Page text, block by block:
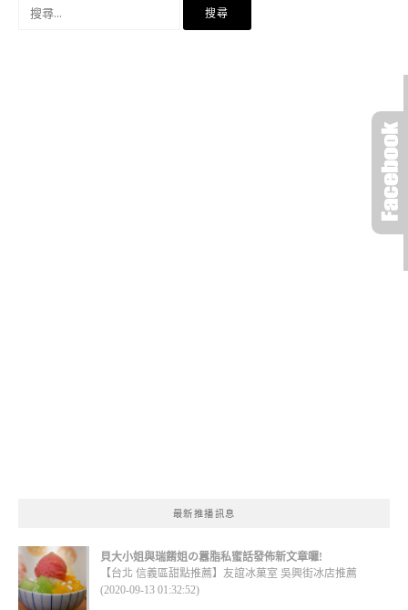
最新推播訊息
貝大小姐與瑞餚姐の囂脂私蜜話發佈新文章囉!
【台北 信義區甜點推薦】友誼冰菓室 吳興街冰店推薦
(2020-09-13 01:32:52)